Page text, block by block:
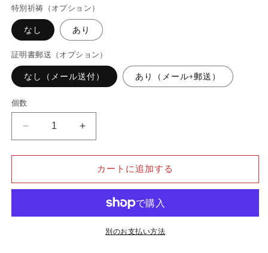
特別祈祷（オプション）
なし あり
証明書郵送（オプション）
なし（メール送付） あり（メール+郵送）
個数
イ
普
レ
イ
普
カートに追加する
別のお支払い方法